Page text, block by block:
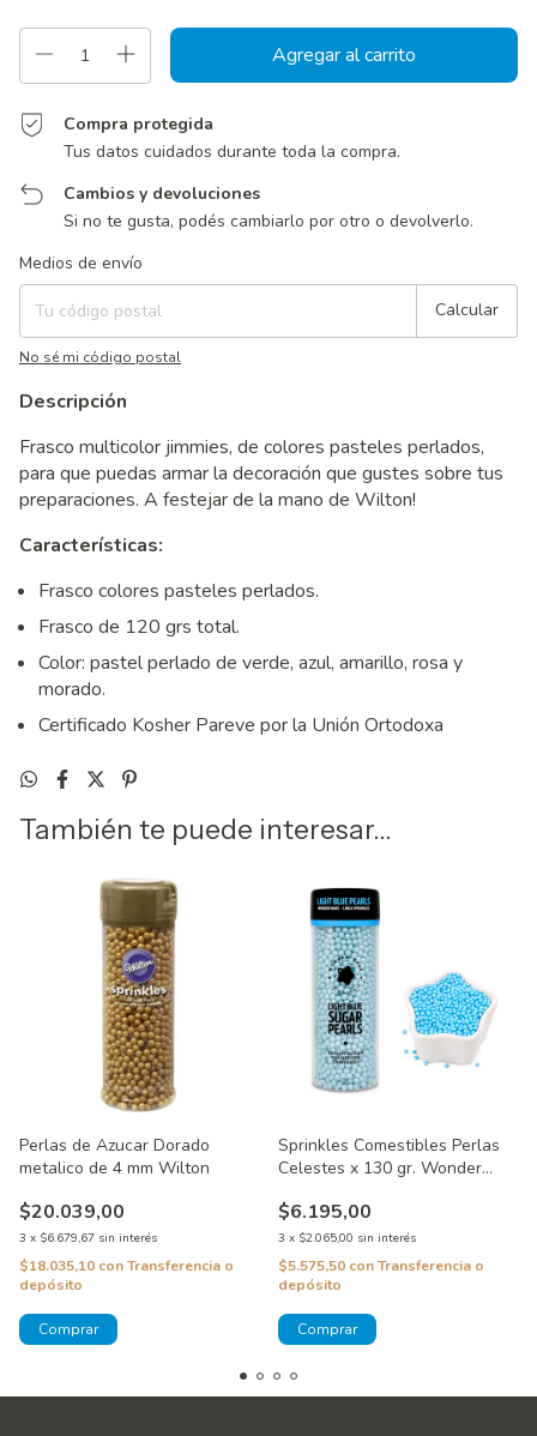
Compra protegida
Tus datos cuidados durante toda la compra.
Cambios y devoluciones
Si no te gusta, podés cambiarlo por otro o devolverlo.
Entregas para el CP:
Medios de envío
Calcular
No sé mi código postal
Descripción
Frasco multicolor jimmies, de colores pasteles perlados,
para que puedas armar la decoración que gustes sobre tus
preparaciones. A festejar de la mano de Wilton!
Características:
Frasco colores pasteles perlados.
Frasco de 120 grs total.
Color: pastel perlado de verde, azul, amarillo, rosa y
morado.
Certificado Kosher Pareve por la Unión Ortodoxa
También te puede interesar...
Perlas de Azucar Dorado
metalico de 4 mm Wilton
$20.039,00
3 x $6.679,67 sin interés
$18.035,10 conTransferencia o
depósito
Sprinkles Comestibles Perlas
Celestes x 130 gr. Wonder
$6.195,00
3 x $2.065,00 sin interés
$5.575,50 conTransferencia o
depósito